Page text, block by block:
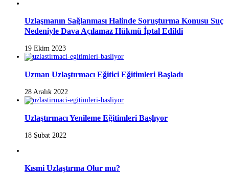
Uzlaşmanın Sağlanması Halinde Soruşturma Konusu Suç
Nedeniyle Dava Açılamaz Hükmü İptal Edildi
19 Ekim 2023
Uzman Uzlaştırmacı Eğitici Eğitimleri Başladı
28 Aralık 2022
Uzlaştırmacı Yenileme Eğitimleri Başlıyor
18 Şubat 2022
Kısmi Uzlaştırma Olur mu?